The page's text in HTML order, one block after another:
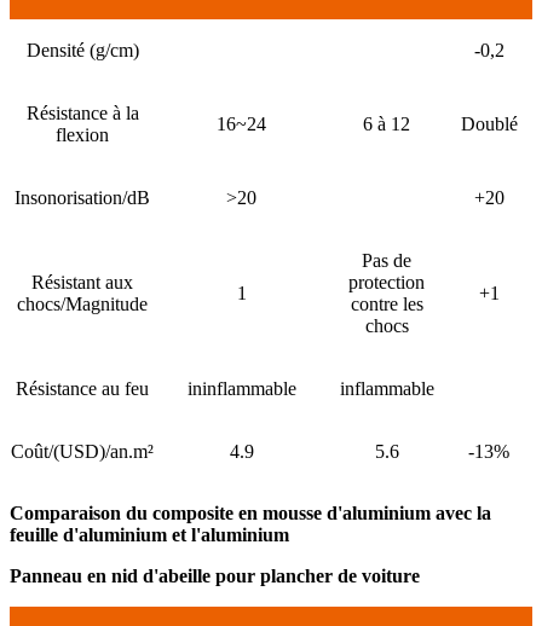
Densité (g/cm) -0,2
Résistance à la
flexion
16~24 6 à 12 Doublé
Insonorisation/dB >20 +20
Résistant aux
chocs/Magnitude
1
Pas de
protection
contre les
chocs
+1
Résistance au feu ininflammable inflammable
Coût/(USD)/an.m² 4.9 5.6 -13%
Comparaison du composite en mousse d'aluminium avec la
feuille d'aluminium et l'aluminium
Panneau en nid d'abeille pour plancher de voiture